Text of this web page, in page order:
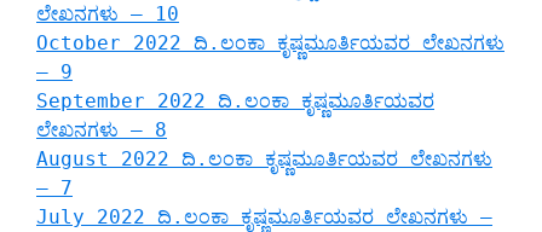
ಲೇಖನಗಳು – 10
October 2022 ದಿ.ಲಂಕಾ ಕೃಷ್ಣಮೂರ್ತಿಯವರ ಲೇಖನಗಳು
– 9
September 2022 ದಿ.ಲಂಕಾ ಕೃಷ್ಣಮೂರ್ತಿಯವರ
ಲೇಖನಗಳು – 8
August 2022 ದಿ.ಲಂಕಾ ಕೃಷ್ಣಮೂರ್ತಿಯವರ ಲೇಖನಗಳು
– 7
July 2022 ದಿ.ಲಂಕಾ ಕೃಷ್ಣಮೂರ್ತಿಯವರ ಲೇಖನಗಳು –